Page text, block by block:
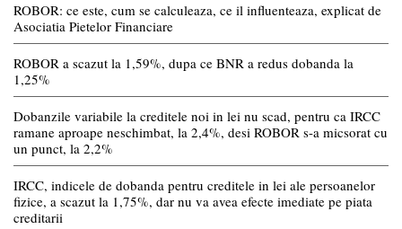
ROBOR: ce este, cum se calculeaza, ce il influenteaza, explicat de
Asociatia Pietelor Financiare
ROBOR a scazut la 1,59%, dupa ce BNR a redus dobanda la
1,25%
Dobanzile variabile la creditele noi in lei nu scad, pentru ca IRCC
ramane aproape neschimbat, la 2,4%, desi ROBOR s-a micsorat cu
un punct, la 2,2%
IRCC, indicele de dobanda pentru creditele in lei ale persoanelor
fizice, a scazut la 1,75%, dar nu va avea efecte imediate pe piata
creditarii